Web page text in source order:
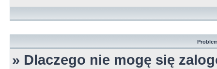
» Dlaczego nie mogę się